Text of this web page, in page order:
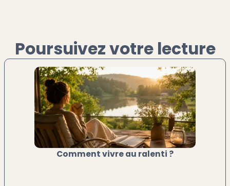
Poursuivez votre lecture
Comment vivre au ralenti ?